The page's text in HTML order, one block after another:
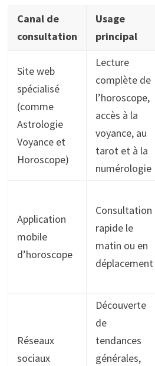
Canal de
consultation
Usage
principal
Site web
spécialisé
(comme
Astrologie
Voyance et
Horoscope)
Lecture
complète de
l’horoscope,
accès à la
voyance, au
tarot et à la
numérologie
Application
mobile
d’horoscope
Consultation
rapide le
matin ou en
déplacement
Réseaux
sociaux
Découverte
de
tendances
générales,